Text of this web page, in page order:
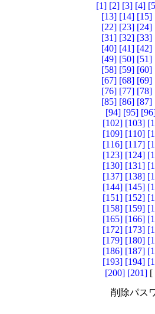
[1] [2] [3] [4]
[13] [14] [15]
[22] [23] [24]
[31] [32] [33]
[40] [41] [42]
[49] [50] [51]
[58] [59] [60]
[67] [68] [69]
[76] [77] [78]
[85] [86] [87]
[94] [95]
[102] [103]
[109] [110]
[116] [117]
[123] [124]
[130] [131]
[137] [138]
[144] [145]
[151] [152]
[158] [159]
[165] [166]
[172] [173]
[179] [180]
[186] [187]
[193] [194]
[200] [201] [
削除パス